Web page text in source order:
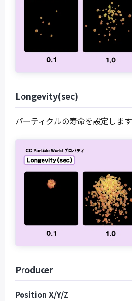
Longevity(sec)
パーティクルの寿命を設定します
Producer
Position X/Y/Z